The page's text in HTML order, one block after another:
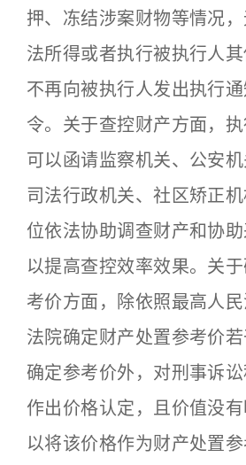
押、冻结涉案财物等情况
法所得或者执行被执行人
不再向被执行人发出执行
令。关于查控财产方面，
可以函请监察机关、公安机
司法行政机关、社区矫正
位依法协助调查财产和协助
以提高查控效率效果。关
考价方面，除依照最高人
法院确定财产处置参考价若
确定参考价外，对刑事诉
作出价格认定，且价值没
以将该价格作为财产处置